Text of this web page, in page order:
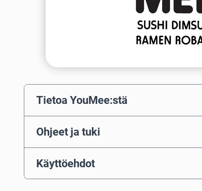
Tietoa YouMee:stä
Ohjeet ja tuki
Käyttöehdot